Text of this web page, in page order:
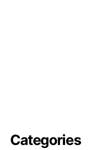
Categories